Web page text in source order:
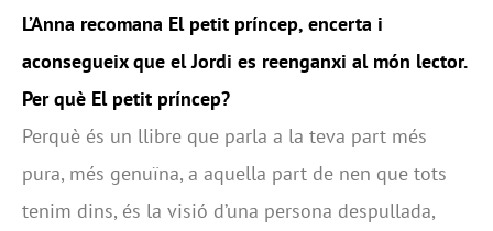
L’Anna recomana El petit príncep, encerta i
aconsegueix que el Jordi es reenganxi al món lector.
Per què El petit príncep?
Perquè és un llibre que parla a la teva part més
pura, més genuïna, a aquella part de nen que tots
tenim dins, és la visió d’una persona despullada,